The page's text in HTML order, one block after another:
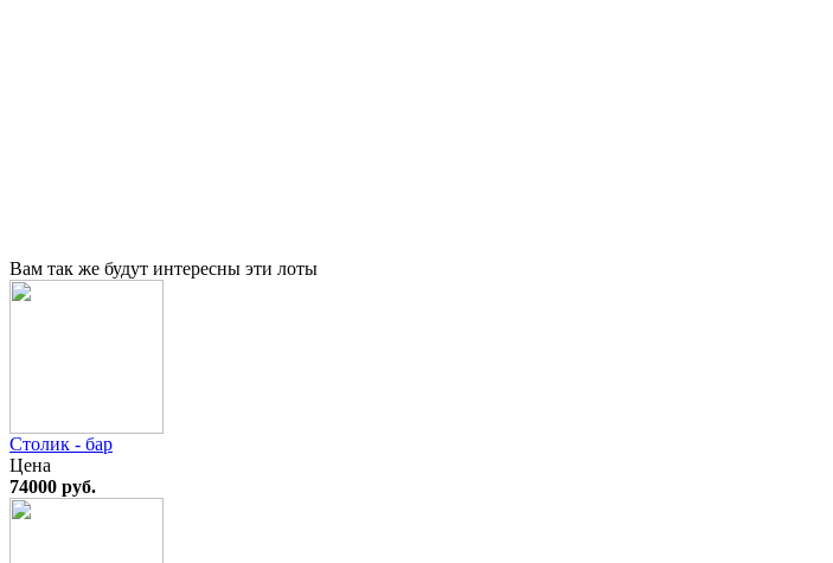
Вам так же будут интересны эти лоты
Столик - бар
Цена
74000 руб.